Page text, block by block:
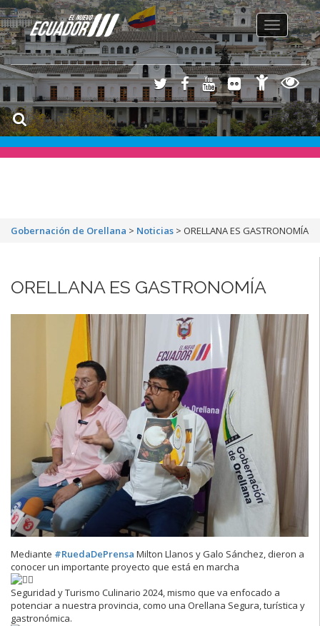
Toggle
navigation
Gobernación de Orellana > Noticias > ORELLANA ES GASTRONOMÍA
ORELLANA ES GASTRONOMÍA
Mediante #RuedaDePrensa Milton Llanos y Galo Sánchez, dieron a
conocer un importante proyecto que está en marcha
Seguridad y Turismo Culinario 2024, mismo que va enfocado a
potenciar a nuestra provincia, como una Orellana Segura, turística y
gastronómica.